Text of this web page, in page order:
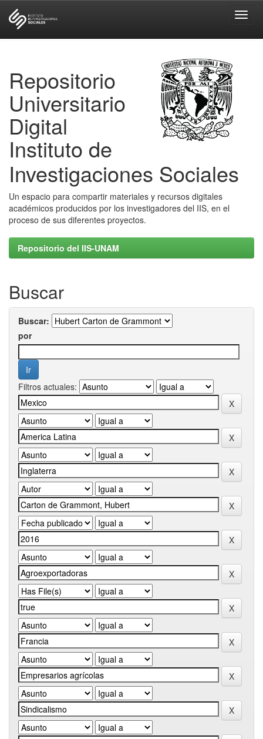
Repositorio
Universitario
Digital
Instituto de
Investigaciones Sociales
Un espacio para compartir materiales y recursos digitales
académicos producidos por los investigadores del IIS, en el
proceso de sus diferentes proyectos.
Repositorio del IIS-UNAM
Buscar
Buscar:
por
Filtros actuales: